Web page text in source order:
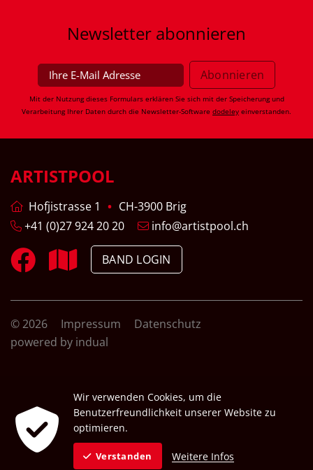
Newsletter abonnieren
Mit der Nutzung dieses Formulars erklären Sie sich mit der Speicherung und
Verarbeitung Ihrer Daten durch die Newsletter-Software dodeley einverstanden.
ARTISTPOOL
Hofjistrasse 1
CH-3900 Brig
+41 (0)27 924 20 20
info@artistpool.ch
BAND LOGIN
© 2026 Impressum
Datenschutz
powered by indual
Wir verwenden Cookies, um die
Benutzerfreundlichkeit unserer Website zu
optimieren.
Verstanden Weitere Infos